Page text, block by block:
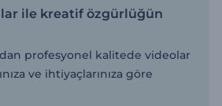
ile kreatif özgürlüğün
profesyonel kalitede videolar
ve ihtiyaçlarınıza göre